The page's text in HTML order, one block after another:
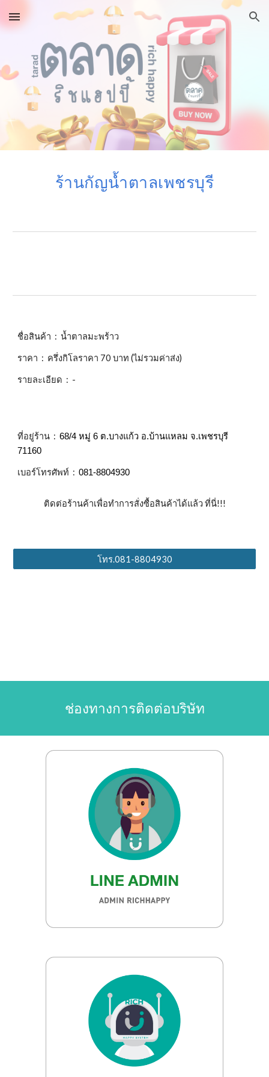
Skip to main content Skip to navigation
ร้านกัญน้ำตาลเพชรบุรี
ชื่อสินค้า :น้ำตาลมะพร้าว
ราคา : ครึ่งกิโลราคา 70 บาท (ไม่รวมค่าส่ง)
รายละเอียด : -
ที่อยู่ร้าน :68/4 หมู่ 6 ต.บางแก้ว อ.บ้านแหลม จ.เพชรบุรี
71160
เบอร์โทรศัพท์ :081-8804930
ติดต่อร้านค้าเพื่อทำการสั่งซื้อสินค้าได้แล้ว ที่นี่!!!
โทร.081-8804930
ช่องทางการติดต่อบริษัท